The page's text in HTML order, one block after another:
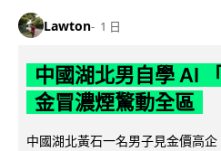
Lawton 1 日
中國湖北男自學 AI
金冒濃煙驚動全區
中國湖北黃石一名男子見金價高